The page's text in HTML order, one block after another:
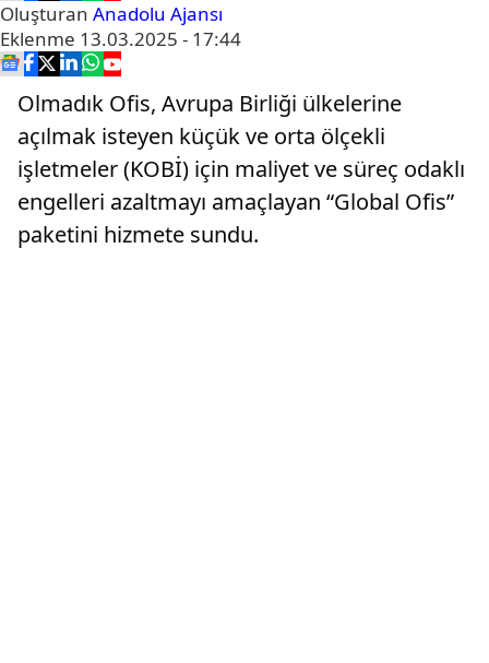
Oluşturan Anadolu Ajansı
Eklenme 13.03.2025 - 17:44
Olmadık Ofis, Avrupa Birliği ülkelerine
açılmak isteyen küçük ve orta ölçekli
işletmeler (KOBİ) için maliyet ve süreç odaklı
engelleri azaltmayı amaçlayan “Global Ofis”
paketini hizmete sundu.